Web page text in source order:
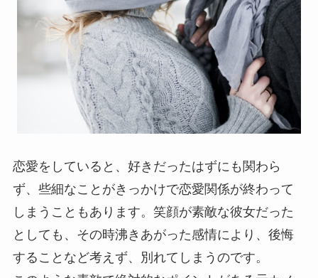
恋愛をしていると、好きだったはずにも関わら
ず、些細なことがきっかけで恋愛関係が終わって
しまうこともあります。笑顔が素敵な彼女だった
としても、その時沸きあがった感情により、後悔
することなど考えず、別れてしまうのです。